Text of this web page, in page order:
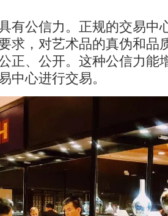
有公信力。正规的交易中
求，对艺术品的真伪和品
正、公开。这种公信力能
中心进行交易。